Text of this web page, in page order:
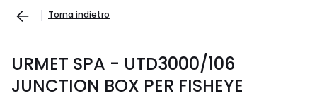
Torna indietro
URMET SPA - UTD3000/106
JUNCTION BOX PER FISHEYE